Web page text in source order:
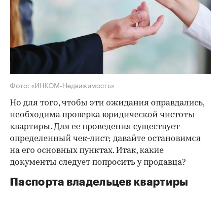
Фото: «ИНКОМ-Недвижимость»
Но для того, чтобы эти ожидания оправдались,
необходима проверка юридической чистоты
квартиры. Для ее проведения существует
определенный чек-лист; давайте остановимся
на его основных пунктах. Итак, какие
документы следует попросить у продавца?
Паспорта владельцев квартиры